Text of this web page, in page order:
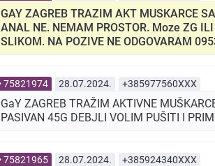
GAY ZAGREB TRAZIM AKT MUSKARCE
ANAL NE. NEMAM PROSTOR. Moze ZG
SLIKOM. NA POZIVE NE ODGOVARAM
75821974 28.07.2024. +385977560XXX
GaY ZAGREB TRAŽIM AKTIVNE
PASIVAN 45G DEBJLI VOLIM PUŠITI I
75821965 28.07.2024. +385924340XXX